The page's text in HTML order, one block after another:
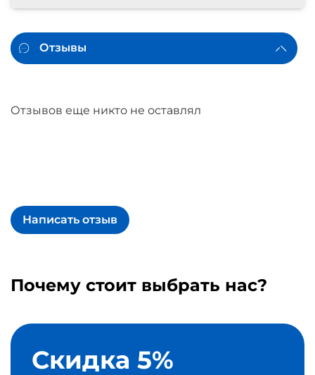
Отзывы
Отзывов еще никто не оставлял
Написать отзыв
Почему стоит выбрать нас?
Скидка 5%